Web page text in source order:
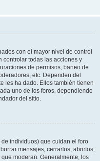
con el mayor nivel de control
controlar todas las acciones y
de permisos, baneo de
etc. Dependen del
les ha dado. Ellos también tienen
uno de los foros, dependiendo
del sitio.
individuos) que cuidan el foro
mensajes, cerrarlos, abrirlos,
moderan. Generalmente, los